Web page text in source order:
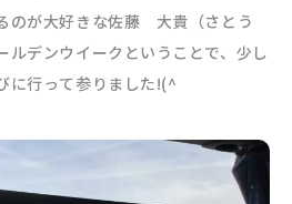
のが大好きな佐藤 大貴（さとう
ルデンウイークということで、少し
に行って参りました!(^